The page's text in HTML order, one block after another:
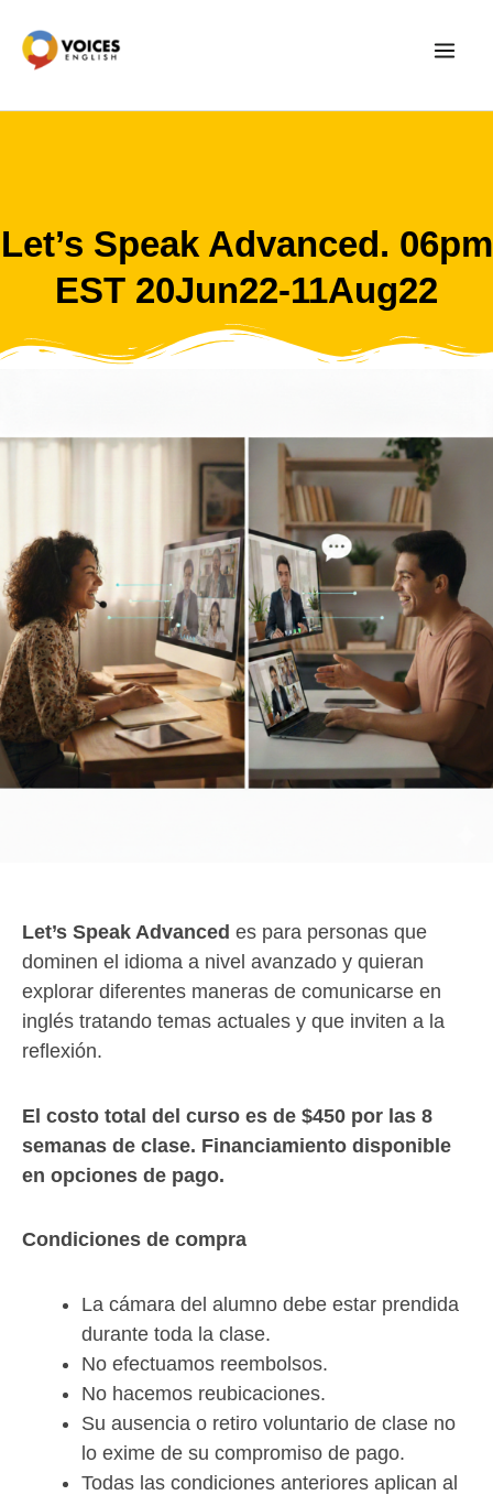
content
Let’s Speak Advanced. 06pm
EST 20Jun22-11Aug22
Let’s Speak Advanced es para personas que
dominen el idioma a nivel avanzado y quieran
explorar diferentes maneras de comunicarse en
inglés tratando temas actuales y que inviten a la
reflexión.
El costo total del curso es de $450 por las 8
semanas de clase. Financiamiento disponible
en opciones de pago.
Condiciones de compra
La cámara del alumno debe estar prendida
durante toda la clase.
No efectuamos reembolsos.
No hacemos reubicaciones.
Su ausencia o retiro voluntario de clase no
lo exime de su compromiso de pago.
Todas las condiciones anteriores aplican al